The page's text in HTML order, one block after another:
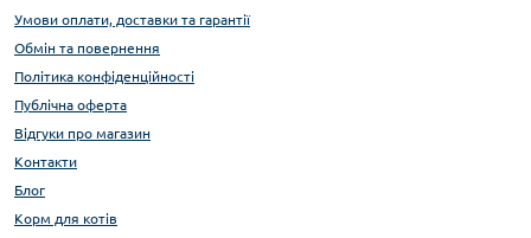
Умови оплати, доставки та гарантії
Обмін та повернення
Політика конфіденційності
Публічна оферта
Відгуки про магазин
Контакти
Блог
Корм для котів